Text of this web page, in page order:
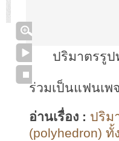
ปริมาตรรูป
ร่วมเป็นแฟนเพ
อ่านเรื่อง : ปริม
(polyhedron)